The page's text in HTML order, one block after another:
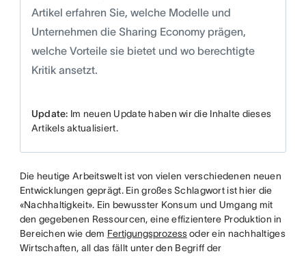
Artikel erfahren Sie, welche Modelle und
Unternehmen die Sharing Economy prägen,
welche Vorteile sie bietet und wo berechtigte
Kritik ansetzt.
Update: Im neuen Update haben wir die Inhalte dieses
Artikels aktualisiert.
Die heutige Arbeitswelt ist von vielen verschiedenen neuen
Entwicklungen geprägt. Ein großes Schlagwort ist hier die
«Nachhaltigkeit». Ein bewusster Konsum und Umgang mit
den gegebenen Ressourcen, eine effizientere Produktion in
Bereichen wie dem Fertigungsprozessoder ein nachhaltiges
Wirtschaften, all das fällt unter den Begriff der